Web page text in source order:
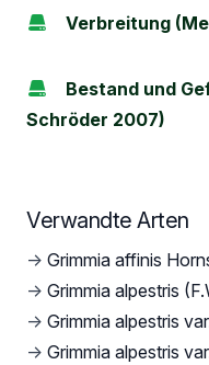
Verbreitung
Bestand und
Schröder 2007)
Verwandte Arten
→ Grimmia affinis
→ Grimmia alpestris
→ Grimmia alpestris
→ Grimmia alpestris